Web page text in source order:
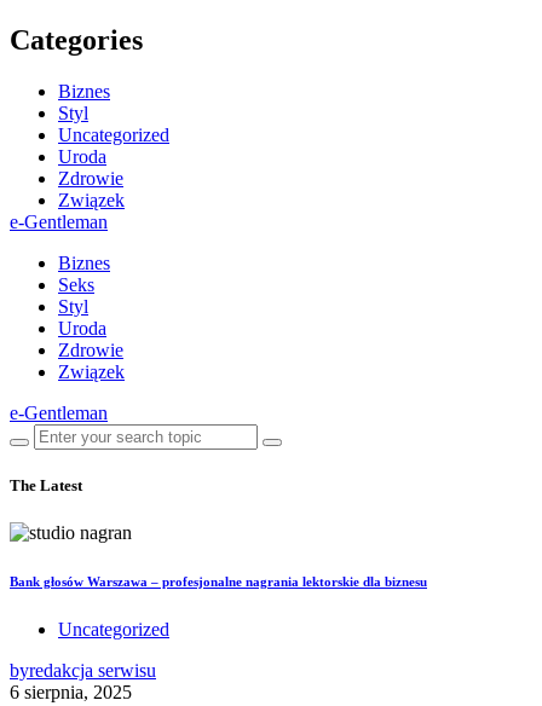
Categories
Biznes
Styl
Uncategorized
Uroda
Zdrowie
Związek
e-Gentleman
Biznes
Seks
Styl
Uroda
Zdrowie
Związek
e-Gentleman
The Latest
Bank głosów Warszawa – profesjonalne nagrania lektorskie dla biznesu
Uncategorized
byredakcja serwisu
6 sierpnia, 2025